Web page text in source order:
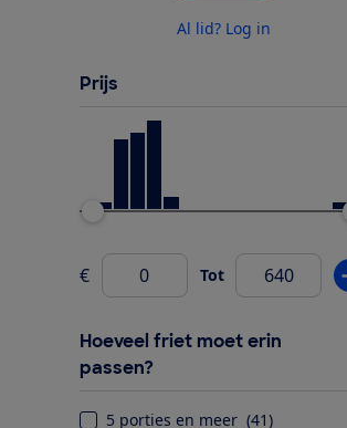
Al lid? Log in
Prijs
€
Van Tot
Hoeveel friet moet erin
passen?
5 porties en meer (41)